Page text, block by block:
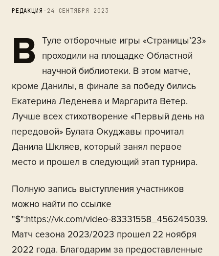
РЕДАКЦИЯ · 24 СЕНТЯБРЯ 2023
В
Туле отборочные игры «Страницы’23»
проходили на площадке Областной
научной библиотеки. В этом матче,
кроме Данилы, в финале за победу бились
Екатерина Леденева и Маргарита Ветер.
Лучше всех стихотворение «Первый день на
передовой» Булата Окуджавы прочитал
Данила Шкляев, который занял первое
место и прошел в следующий этап турнира.
Полную запись выступления участников
можно найти по ссылке
"$":https://vk.com/video-83331558_456245039.
Матч сезона 2023/2023 прошел 22 ноября
2022 года. Благодарим за предоставленные